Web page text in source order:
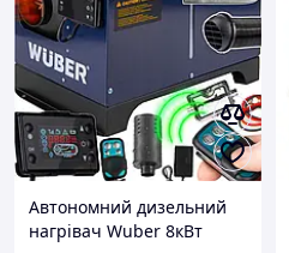
Автономний дизельний
нагрівач Wuber 8кВт